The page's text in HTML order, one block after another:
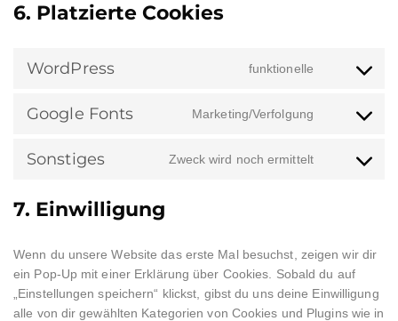
6. Platzierte Cookies
WordPress funktionelle
Consent
service
Google Fonts Marketing/Verfolgung
Consent
service
Sonstiges Zweck wird noch ermittelt
Consent
7. Einwilligung
Wenn du unsere Website das erste Mal besuchst, zeigen wir dir
ein Pop-Up mit einer Erklärung über Cookies. Sobald du auf
„Einstellungen speichern“ klickst, gibst du uns deine Einwilligung
alle von dir gewählten Kategorien von Cookies und Plugins wie in